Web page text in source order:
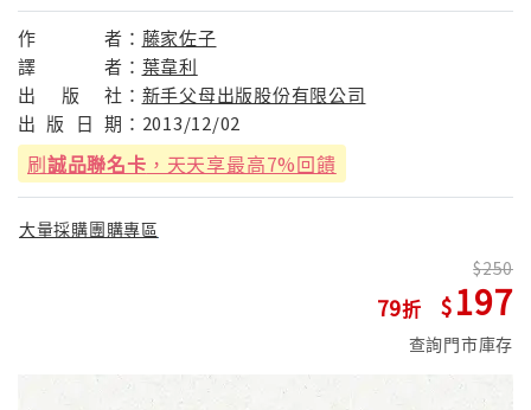
作 者： 藤家佐子
譯
者： 葉韋利
出
版 社： 新手父母出版股份有限公司
出 版 日 期： 2013/12/02
刷誠品聯名卡 ，天天享最高7%回饋
大量採購團購專區
79
250
197
查詢門市庫存